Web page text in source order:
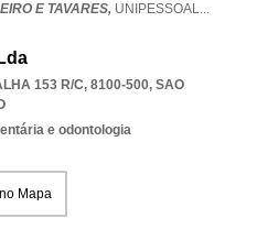
E TAVARES, UNIPESSOAL...
153 R/C, 8100-500, SAO
e odontologia
Mapa